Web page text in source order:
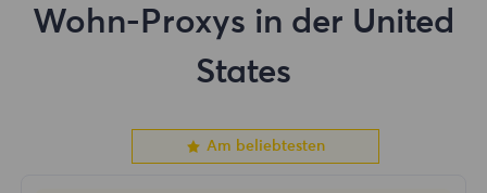
Wohn-Proxys in der United
States
Am beliebtesten